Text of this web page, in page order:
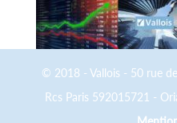
© 2018 - Vallois - 50 rue
Rcs Paris 592015721 -